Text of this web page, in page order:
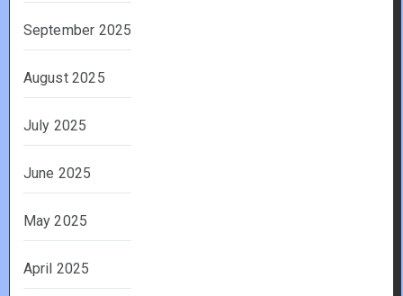
September 2025
August 2025
July 2025
June 2025
May 2025
April 2025